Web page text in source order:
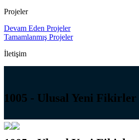
Projeler
Devam Eden Projeler
Tamamlanmış Projeler
İletişim
1005 - Ulusal Yeni